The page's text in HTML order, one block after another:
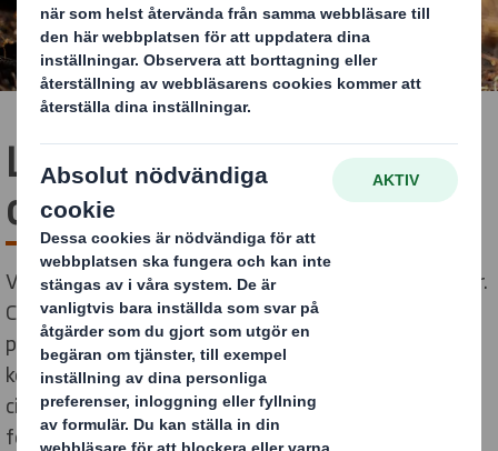
Leder vägen mot en
cirkulär ekonomi
Vår värld förändras snabbt och förändringstakten ökar.
Cirkulära ekonomier och delningsekonomier,
påskyndade av en ny generation mer medvetna
konsumenter, utmanar status quo. Vi har skapat en
cirkulär verksamhet med fokus på miljösmarta
förpackningar.